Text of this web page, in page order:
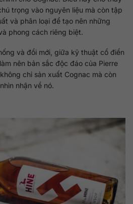
trọng vào nguyên liệu mà còn tập
và phân loại để tạo nên những
phong cách riêng biệt.
và đổi mới, giữa kỹ thuật cổ điển
nên bản sắc độc đáo của Pierre
chỉ sản xuất Cognac mà còn
nhận về nó.